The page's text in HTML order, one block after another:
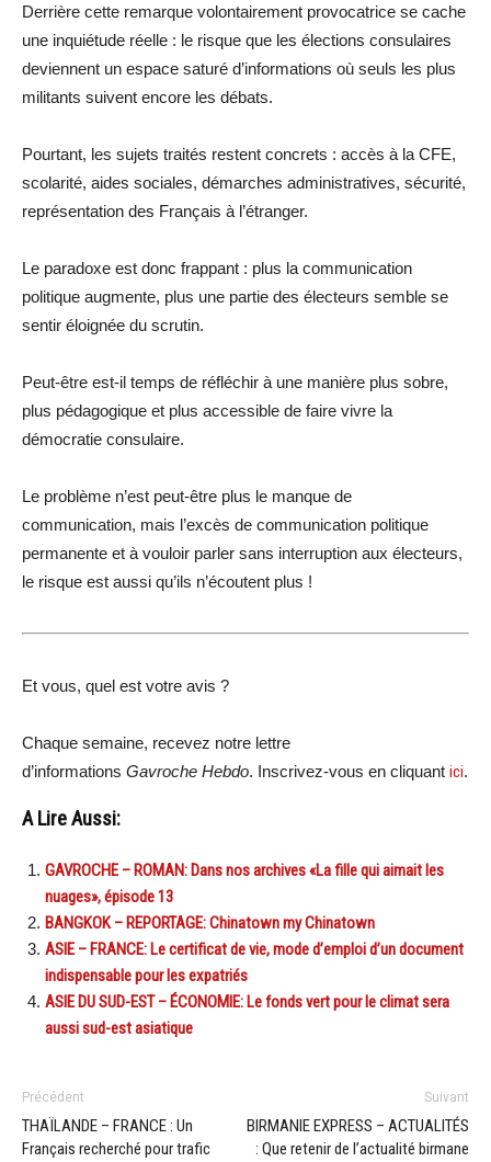
Derrière cette remarque volontairement provocatrice se cache
une inquiétude réelle : le risque que les élections consulaires
deviennent un espace saturé d’informations où seuls les plus
militants suivent encore les débats.
Pourtant, les sujets traités restent concrets : accès à la CFE,
scolarité, aides sociales, démarches administratives, sécurité,
représentation des Français à l’étranger.
Le paradoxe est donc frappant : plus la communication
politique augmente, plus une partie des électeurs semble se
sentir éloignée du scrutin.
Peut-être est-il temps de réfléchir à une manière plus sobre,
plus pédagogique et plus accessible de faire vivre la
démocratie consulaire.
Le problème n’est peut-être plus le manque de
communication, mais l’excès de communication politique
permanente et à vouloir parler sans interruption aux électeurs,
le risque est aussi qu’ils n’écoutent plus !
Et vous, quel est votre avis ?
Chaque semaine, recevez notre lettre
d’informations Gavroche Hebdo. Inscrivez-vous en cliquant ici.
A Lire Aussi:
GAVROCHE – ROMAN: Dans nos archives «La fille qui aimait les
nuages», épisode 13
BANGKOK – REPORTAGE: Chinatown my Chinatown
ASIE – FRANCE: Le certificat de vie, mode d’emploi d’un document
indispensable pour les expatriés
ASIE DU SUD-EST – ÉCONOMIE: Le fonds vert pour le climat sera
aussi sud-est asiatique
Précédent
THAÏLANDE – FRANCE : Un
Français recherché pour trafic
Suivant
BIRMANIE EXPRESS – ACTUALITÉS
: Que retenir de l’actualité birmane